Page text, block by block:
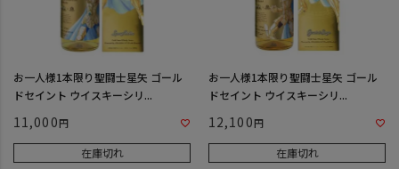
お一人様1本限り聖闘士星矢 ゴール
ドセイント ウイスキーシリ...
11,000
在庫切れ
お一人様1本限り聖闘士星矢 ゴール
ドセイント ウイスキーシリ...
12,100
在庫切れ